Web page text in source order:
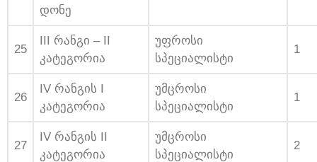
დონე
25
III რანგი – II
კატეგორია
უფროსი
სპეციალისტი
1
26
IV რანგის I
კატეგორია
უმცროსი
სპეციალისტი
1
27
IV რანგის II
კატეგორია
უმცროსი
სპეციალისტი
2